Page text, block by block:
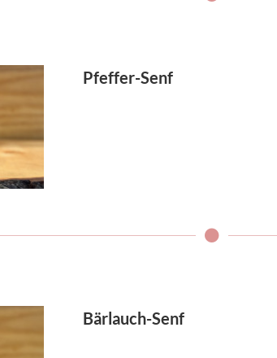
Pfeffer-Senf
Bärlauch-Senf